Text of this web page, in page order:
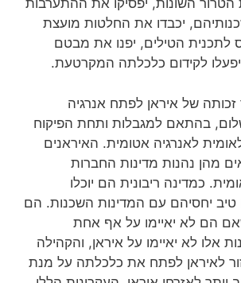
הטרור השונות, יפסיקו את ההתערבות
יכבדו את החלטות מועצת
לתכנית הטילים, יפנו את מבטם
לקידום כלכלתה המקרטעת.
של איראן לפתח אנרגיה
שלום, בהתאם למגבלות ותחת הפיקוח
לאנרגיה אטומית. האיראנים
מהן נהנות מדינות החברות
כמדינה ריבונית הם יוכלו
טיב יחסיהם עם המדינות השכנות. הם
שאם הם לא יאיימו על אף אחת
אלו לא יאיימו על איראן, והקהילה
לאיראן לפתח את כלכלתה על מנת